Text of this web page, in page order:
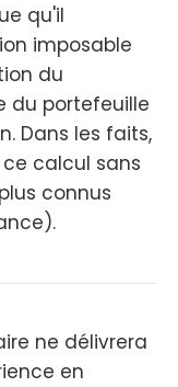
qu'il
imposable
du
du portefeuille
Dans les faits,
calcul sans
connus
ne délivrera
en